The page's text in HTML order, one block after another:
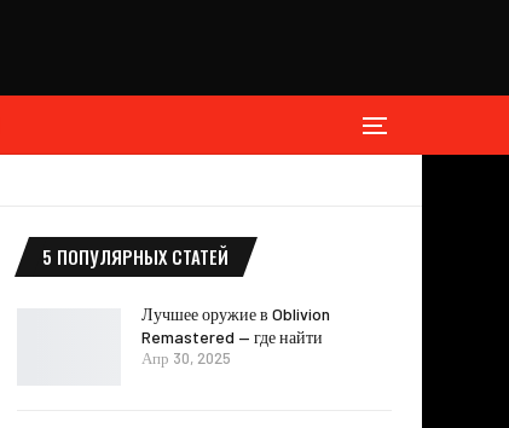
5 ПОПУЛЯРНЫХ СТАТЕЙ
Лучшее оружие в Oblivion
Remastered — где найти
Апр 30, 2025